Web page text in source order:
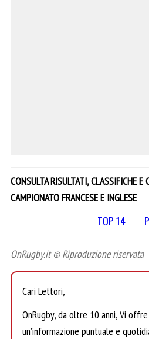
CONSULTA RISULTATI, CLASSIFICHE E
CAMPIONATO FRANCESE E INGLESE
TOP 14
OnRugby.it © Riproduzione riservata
Cari Lettori,
OnRugby, da oltre 10 anni, Vi
un’informazione puntuale e